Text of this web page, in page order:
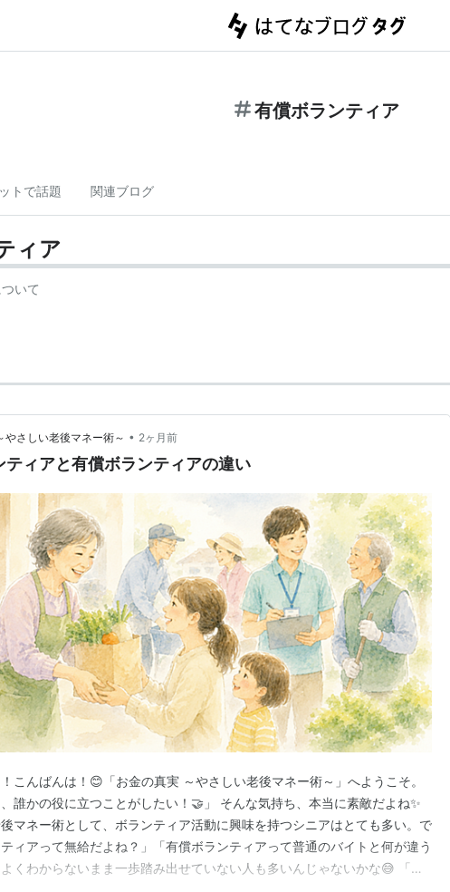
有償ボランティア
トで話題 関連ブログ
ィア
いて
やさしい老後マネー術～ • 2ヶ月前
ティアと有償ボランティアの違い
こんばんは！😊「お金の真実 ～やさしい老後マネー術～」へようこそ。
、誰かの役に立つことがしたい！🤝」 そんな気持ち、本当に素敵だよね✨
マネー術として、ボランティア活動に興味を持つシニアはとても多い。で
ィアって無給だよね？」「有償ボランティアって普通のバイトと何が違う
くわからないまま一歩踏み出せていない人も多いんじゃないかな😅 「無